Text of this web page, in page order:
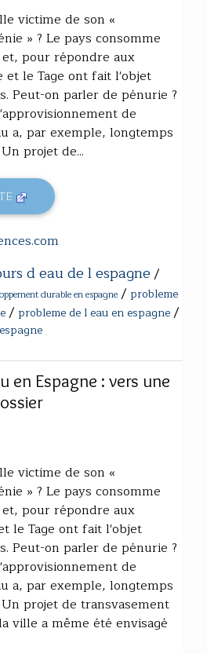
victime de son «
» ? Le pays consomme
pour répondre aux
le Tage ont fait l'objet
Peut-on parler de pénurie ?
de
a, par exemple, longtemps
projet de...
d eau de l espagne/
durable en espagne / probleme
/ probleme de l eau en espagne/
en Espagne : vers une
victime de son «
» ? Le pays consomme
pour répondre aux
le Tage ont fait l'objet
Peut-on parler de pénurie ?
de
a, par exemple, longtemps
projet de transvasement
ville a même été envisagé